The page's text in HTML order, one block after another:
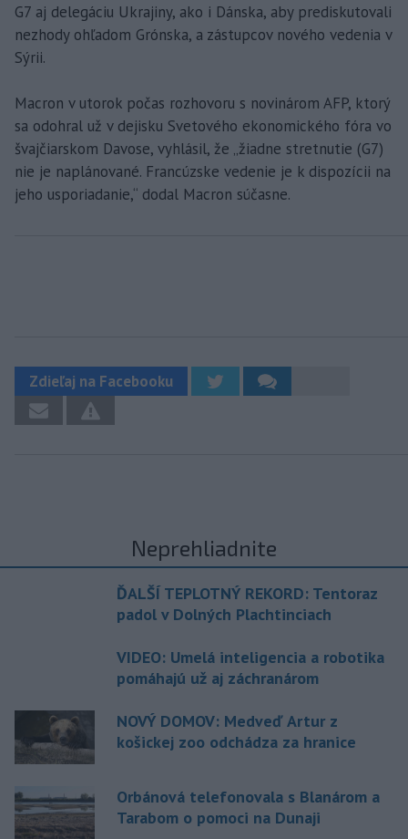
G7 aj delegáciu Ukrajiny, ako i Dánska, aby prediskutovali
nezhody ohľadom Grónska, a zástupcov nového vedenia v
Sýrii.
Macron v utorok počas rozhovoru s novinárom AFP, ktorý
sa odohral už v dejisku Svetového ekonomického fóra vo
švajčiarskom Davose, vyhlásil, že „žiadne stretnutie (G7)
nie je naplánované. Francúzske vedenie je k dispozícii na
jeho usporiadanie,“ dodal Macron súčasne.
Zdieľaj na Facebooku
Neprehliadnite
ĎALŠÍ TEPLOTNÝ REKORD: Tentoraz
padol v Dolných Plachtinciach
VIDEO: Umelá inteligencia a robotika
pomáhajú už aj záchranárom
NOVÝ DOMOV: Medveď Artur z
košickej zoo odchádza za hranice
Orbánová telefonovala s Blanárom a
Tarabom o pomoci na Dunaji